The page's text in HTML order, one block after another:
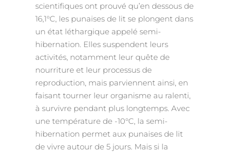
scientifiques ont prouvé qu’en dessous de
16,1°C, les punaises de lit se plongent dans
un état léthargique appelé semi-
hibernation. Elles suspendent leurs
activités, notamment leur quête de
nourriture et leur processus de
reproduction, mais parviennent ainsi, en
faisant tourner leur organisme au ralenti,
à survivre pendant plus longtemps. Avec
une température de -10°C, la semi-
hibernation permet aux punaises de lit
de vivre autour de 5 jours. Mais si la